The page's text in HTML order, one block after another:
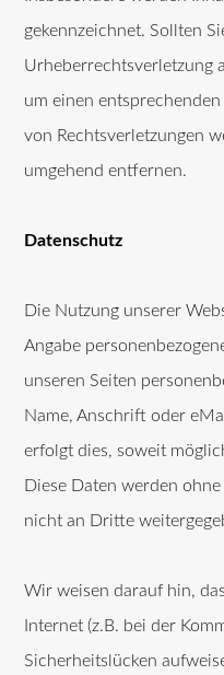
gekennzeichnet. Sollten
Urheberrechtsverletzung
um einen
von Rechtsverletzungen
umgehend entfernen.
Datenschutz
Die Nutzung unserer
Angabe
unseren Seiten
Name, Anschrift oder
erfolgt dies, soweit
Diese Daten werden
nicht an Dritte
Wir weisen darauf hin,
Internet (z.B. bei der
Sicherheitslücken